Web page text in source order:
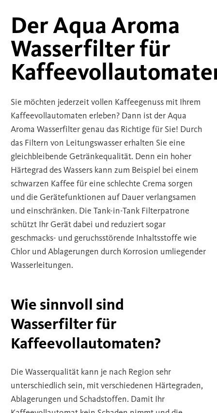
Der Aqua Aroma
Wasserfilter für
Sie möchten jederzeit vollen Kaffeegenuss mit Ihrem
Kaffeevollautomaten erleben? Dann ist der Aqua
Aroma Wasserfilter genau das Richtige für Sie! Durch
das Filtern von Leitungswasser erhalten Sie eine
gleichbleibende Getränkequalität. Denn ein hoher
Härtegrad des Wassers kann zum Beispiel bei einem
schwarzen Kaffee für eine schlechte Crema sorgen
und die Gerätefunktionen auf Dauer verlangsamen
und einschränken. Die Tank-in-Tank Filterpatrone
schützt Ihr Gerät dabei und reduziert sogar
geschmacks- und geruchsstörende Inhaltsstoffe wie
Chlor und Ablagerungen durch Korrosion umliegender
Wasserleitungen.
Wie sinnvoll sind
Wasserfilter für
Kaffeevollautomaten?
Die Wasserqualität kann je nach Region sehr
unterschiedlich sein, mit verschiedenen Härtegraden,
Ablagerungen und Schadstoffen. Damit Ihr